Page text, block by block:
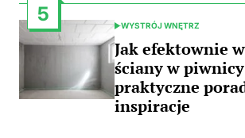
5
POSTED
IN
WYSTRÓJ WNĘTRZ
Jak efektownie
ściany w
praktyczne
inspiracje